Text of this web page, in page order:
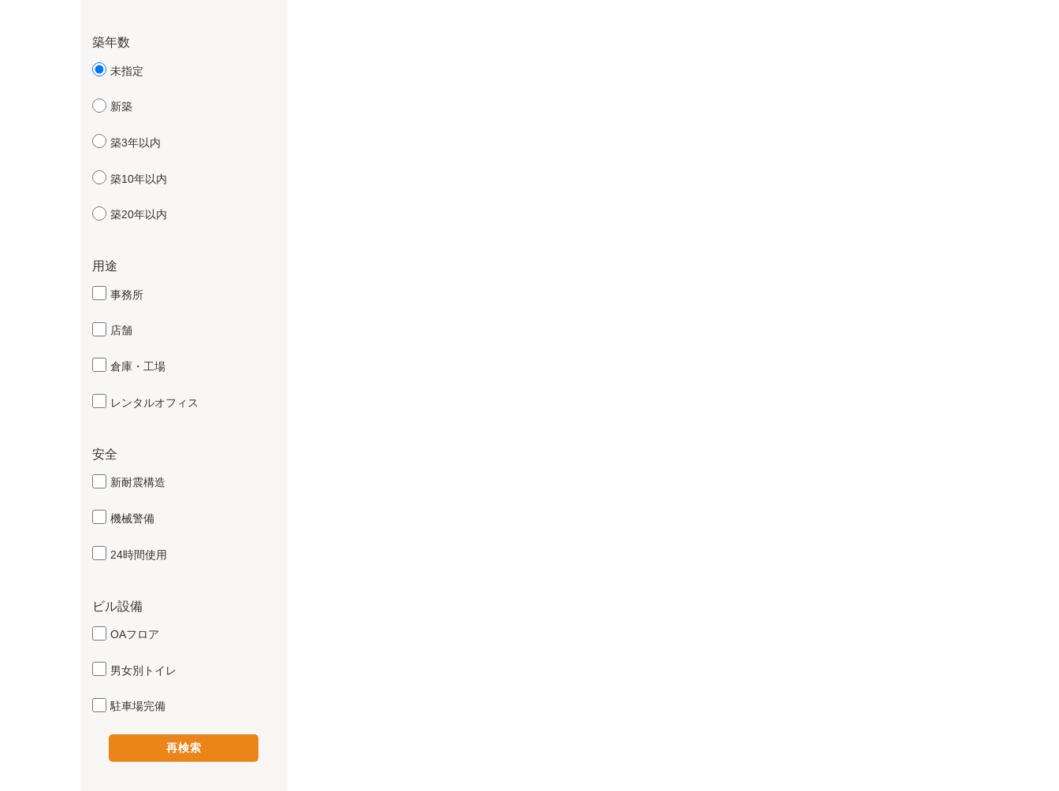
築年数
未指定
新築
築3年以内
築10年以内
築20年以内
用途
事務所
店舗
倉庫・工場
レンタルオフィス
安全
新耐震構造
機械警備
24時間使用
ビル設備
OAフロア
男女別トイレ
駐車場完備